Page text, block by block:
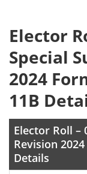
Elector
Special
2024
11B
Elector Roll –
Revision
Details